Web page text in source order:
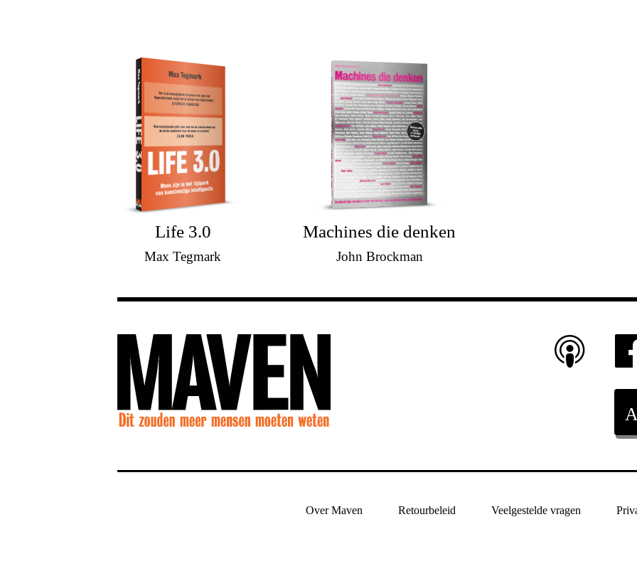
Life 3.0
Max Tegmark
Machines die denken
John Brockman
Over Maven Retourbeleid Veelgestelde vragen